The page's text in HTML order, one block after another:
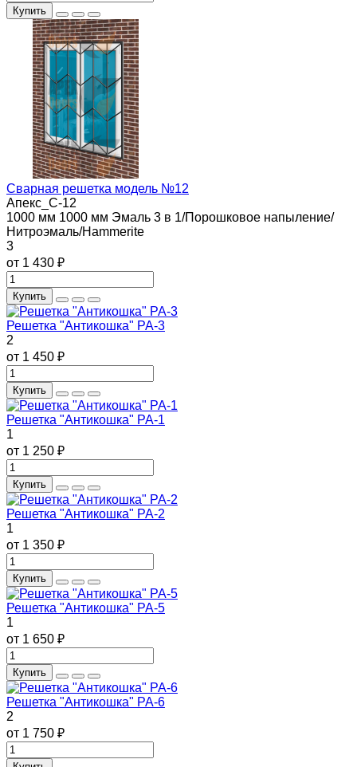
Купить
Сварная решетка модель №12
Апекс_С-12
1000 мм 1000 мм Эмаль 3 в 1/Порошковое напыление/
Нитроэмаль/Hammerite
3
от 1 430 ₽
Купить
Решетка "Антикошка" РА-3
2
от 1 450 ₽
Купить
Решетка "Антикошка" РА-1
1
от 1 250 ₽
Купить
Решетка "Антикошка" РА-2
1
от 1 350 ₽
Купить
Решетка "Антикошка" РА-5
1
от 1 650 ₽
Купить
Решетка "Антикошка" РА-6
2
от 1 750 ₽